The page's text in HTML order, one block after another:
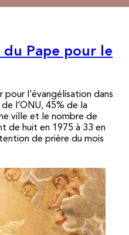
Pape pour le
l’évangélisation dans
l’ONU, 45% de la
ville et le nombre de
de huit en 1975 à 33 en
de prière du mois